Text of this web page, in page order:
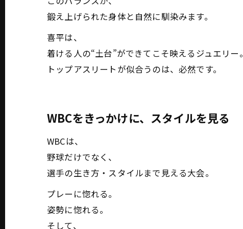
鍛え上げられた身体と自然に馴染みます。
喜平は、
着ける人の“土台”ができてこそ映えるジュエリー。
トップアスリートが似合うのは、必然です。
WBCをきっかけに、スタイルを見る
WBCは、
野球だけでなく、
選手の生き方・スタイルまで見える大会。
プレーに惚れる。
姿勢に惚れる。
そして、